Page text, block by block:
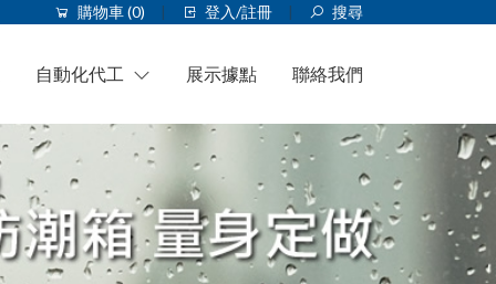
購物車 (0) 登入/註冊 搜尋
自動化代工
自動化代工設備
展示據點 聯絡我們